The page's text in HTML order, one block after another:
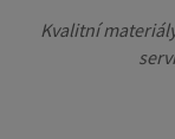
Kvalitní